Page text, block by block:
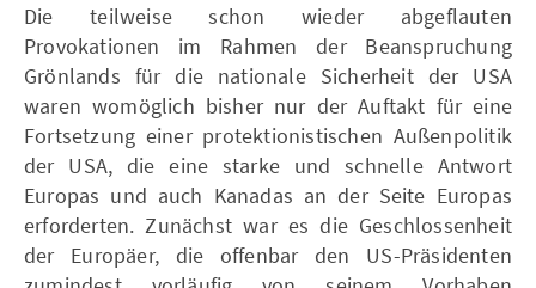
Die teilweise schon wieder abgeflauten
Provokationen im Rahmen der Beanspruchung
Grönlands für die nationale Sicherheit der USA
waren womöglich bisher nur der Auftakt für eine
Fortsetzung einer protektionistischen Außenpolitik
der USA, die eine starke und schnelle Antwort
Europas und auch Kanadas an der Seite Europas
erforderten. Zunächst war es die Geschlossenheit
der Europäer, die offenbar den US-Präsidenten